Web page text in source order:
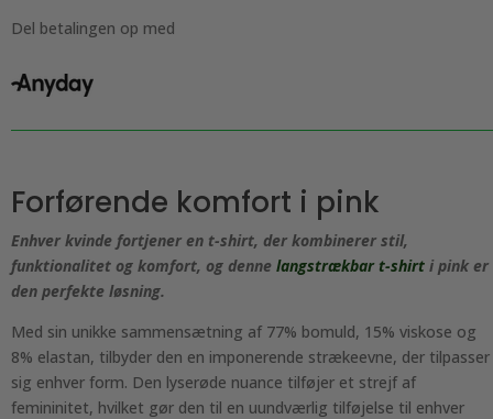
antal
Del betalingen op med
Forførende komfort i pink
Enhver kvinde fortjener en t-shirt, der kombinerer stil,
funktionalitet og komfort, og denne langstrækbar t-shirt i pink er
den perfekte løsning.
Med sin unikke sammensætning af 77% bomuld, 15% viskose og
8% elastan, tilbyder den en imponerende strækeevne, der tilpasser
sig enhver form. Den lyserøde nuance tilføjer et strejf af
femininitet, hvilket gør den til en uundværlig tilføjelse til enhver